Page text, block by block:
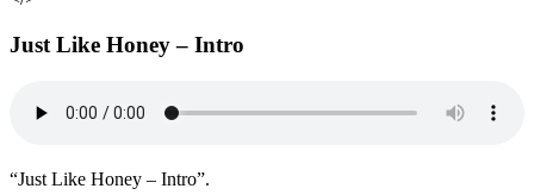
Just Like Honey – Intro
“Just Like Honey – Intro”.